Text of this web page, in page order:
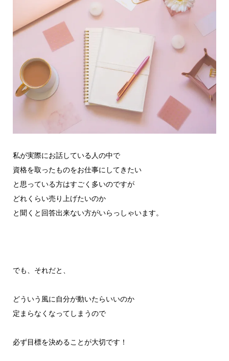
私が実際にお話している人の中で
資格を取ったものをお仕事にしてきたい
と思っている方はすごく多いのですが
どれくらい売り上げたいのか
と聞くと回答出来ない方がいらっしゃいます。
でも、それだと、
どういう風に自分が動いたらいいのか
定まらなくなってしまうので
必ず目標を決めることが大切です！